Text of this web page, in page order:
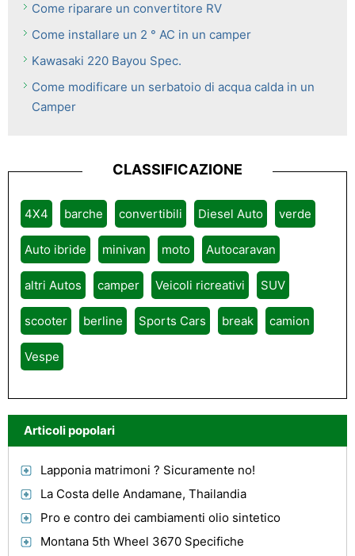
Come riparare un convertitore RV
Come installare un 2 ° AC in un camper
Kawasaki 220 Bayou Spec.
Come modificare un serbatoio di acqua calda in un
Camper
CLASSIFICAZIONE
4X4 barche convertibili Diesel Auto verde
Auto ibride minivan moto Autocaravan
altri Autos camper Veicoli ricreativi SUV
scooter berline Sports Cars break camion
Vespe
Articoli popolari
Lapponia matrimoni ? Sicuramente no!
La Costa delle Andamane, Thailandia
Pro e contro dei cambiamenti olio sintetico
Montana 5th Wheel 3670 Specifiche